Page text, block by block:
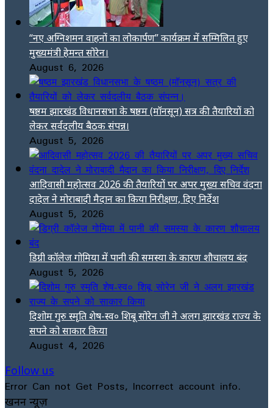
“नए अग्निशमन वाहनों का लोकार्पण” कार्यक्रम में सम्मिलित हुए
मुख्यमंत्री हेमन्त सोरेन।
August 6, 2026
षष्ठम झारखंड विधानसभा के षष्ठम (मॉनसून) सत्र की तैयारियों को
लेकर सर्वदलीय बैठक संपन्न।
August 5, 2026
आदिवासी महोत्सव 2026 की तैयारियों पर अपर मुख्य सचिव वंदना
दादेल ने मोराबादी मैदान का किया निरीक्षण, दिए निर्देश
August 5, 2026
डिग्री कॉलेज गोमिया में पानी की समस्या के कारण शौचालय बंद
August 5, 2026
दिशोम गुरु स्मृति शेष-स्व० शिबू सोरेन जी ने अलग झारखंड राज्य के
सपने को साकार किया
August 4, 2026
Follow us
Error Can not Get Posts, Incorrect account info.
खनन न्यूज़